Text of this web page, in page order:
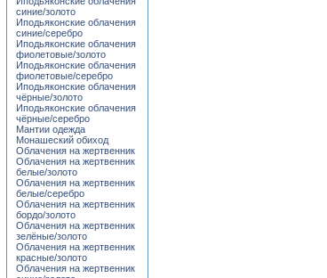
синие/золото
Иподьяконские облачения
синие/серебро
Иподьяконские облачения
фиолетовые/золото
Иподьяконские облачения
фиолетовые/серебро
Иподьяконские облачения
чёрные/золото
Иподьяконские облачения
чёрные/серебро
Мантии одежда
Монашеский обиход
Облачения на жертвенник
Облачения на жертвенник
белые/золото
Облачения на жертвенник
белые/серебро
Облачения на жертвенник
бордо/золото
Облачения на жертвенник
зелёные/золото
Облачения на жертвенник
красные/золото
Облачения на жертвенник